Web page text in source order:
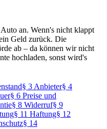
an. Wenn's nicht klappt
Geld zurück. Die
ab – da können wir nicht
hochladen, sonst wird's
§ 3 Anbieter§ 4
§ 6 Preise und
§ 8 Widerruf§ 9
§ 11 Haftung§ 12
§ 14